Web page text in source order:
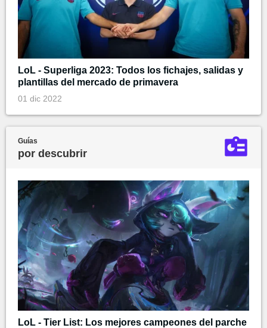
LoL - Superliga 2023: Todos los fichajes, salidas y
plantillas del mercado de primavera
01 dic 2022
Guías
por descubrir
LoL - Tier List: Los mejores campeones del parche